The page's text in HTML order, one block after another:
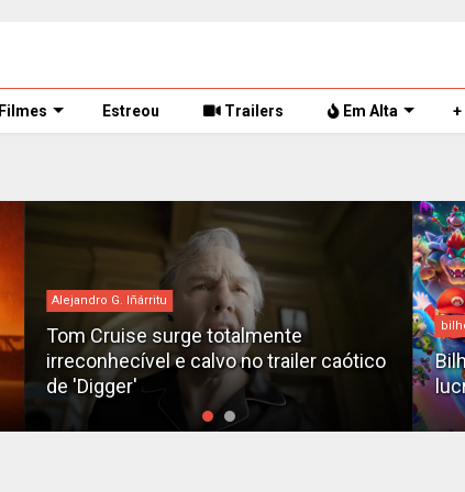
Filmes Estreou Trailers Em Alta +
bilheteria
Bilheteria 2026: Os 10 filmes mais
lucrativos do ano até o momento
X-